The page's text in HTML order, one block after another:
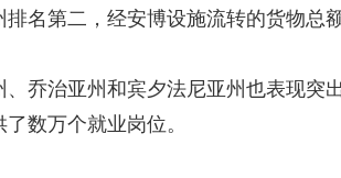
排名第二，经安博设施流转的货物总
、乔治亚州和宾夕法尼亚州也表现突
数万个就业岗位。